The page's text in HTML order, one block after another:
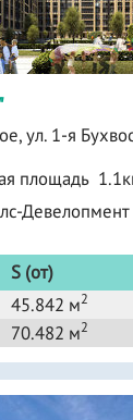
ул. 1-я
площадь
Девелопмент
S (от)
45.842 м2
70.482 м2